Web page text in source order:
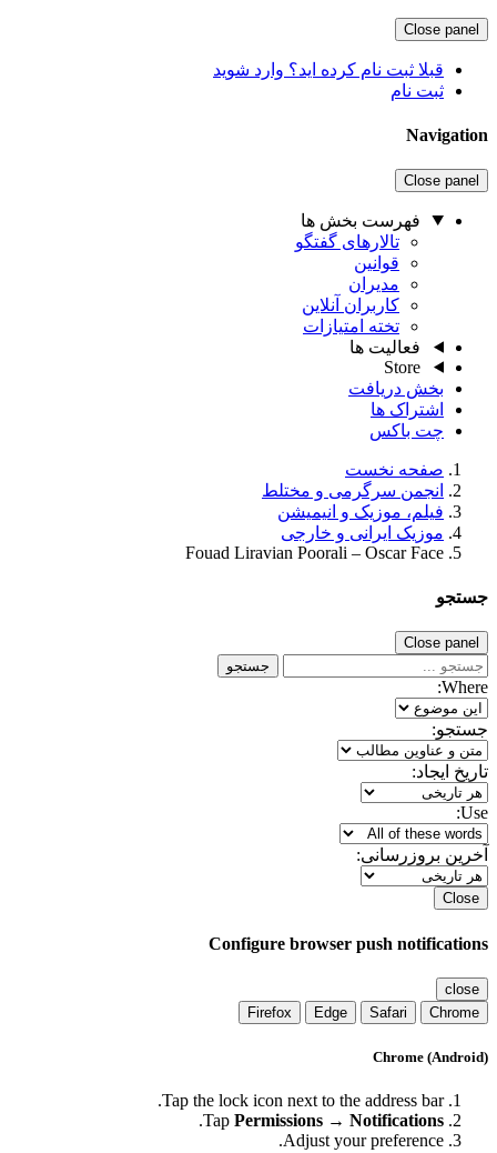
Close panel
قبلا ثبت نام کرده اید؟ وارد شوید
ثبت نام
Navigation
Close panel
فهرست بخش ها
تالارهای گفتگو
قوانین
مدیران
کاربران آنلاین
تخته امتیازات
فعالیت ها
Store
بخش دریافت
اشتراک ها
چت باکس
صفحه نخست
انجمن سرگرمی و مختلط
فیلم، موزیک و انیمیشن
موزیک ایرانی و خارجی
Fouad Liravian Poorali – Oscar Face
جستجو
Close panel
جستجو
Where:
جستجو:
تاریخ ایجاد:
Use:
آخرین بروزرسانی:
Close
Configure browser push notifications
close
Chrome
Safari
Edge
Firefox
Chrome (Android)
Tap the lock icon next to the address bar.
Tap Permissions → Notifications
.
Adjust your preference.